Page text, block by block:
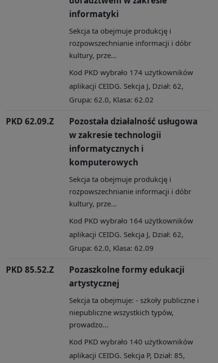
informatyki
Sekcja ta obejmuje produkcję i
rozpowszechnianie informacji i dóbr
kultury, prze...
Kod PKD wybrało 174 użytkowników
aplikacji CEIDG. Sekcja J, Dział: 62,
Grupa: 62.0, Klasa: 62.02
PKD 62.09.Z
Pozostała działalność usługowa
w zakresie technologii
informatycznych i
komputerowych
Sekcja ta obejmuje produkcję i
rozpowszechnianie informacji i dóbr
kultury, prze...
Kod PKD wybrało 164 użytkowników
aplikacji CEIDG. Sekcja J, Dział: 62,
Grupa: 62.0, Klasa: 62.09
PKD 85.52.Z
Pozaszkolne formy edukacji
artystycznej
Sekcja ta obejmuje: - szkoły publiczne i
niepubliczne wszystkich typów,
prowadzo...
Kod PKD wybrało 140 użytkowników
aplikacji CEIDG. Sekcja P, Dział: 85,